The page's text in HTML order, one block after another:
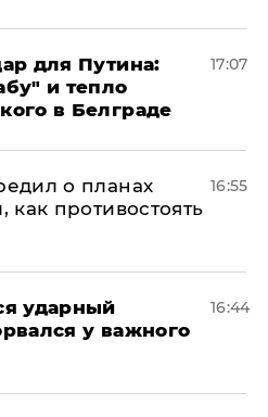
для Путина:
и тепло
в Белграде
17:07
о планах
противостоять
16:55
ударный
у важного
16:44